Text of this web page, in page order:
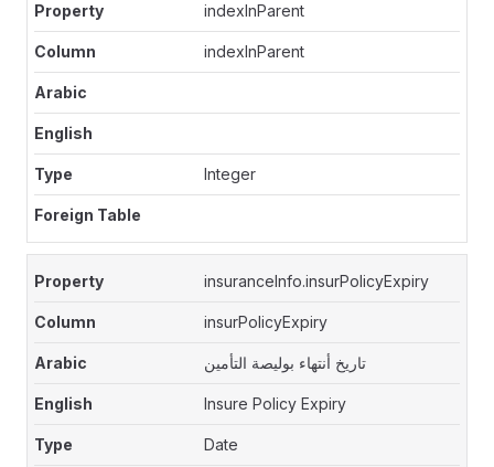
indexInParent
indexInParent
Integer
insuranceInfo.insurPolicyExpiry
insurPolicyExpiry
تاريخ أنتهاء بوليصة التأمين
Insure Policy Expiry
Date